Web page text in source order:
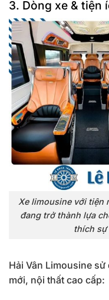
3. Dòng xe & tiện
Xe limousine với tiện
đang trở thành lựa
thích sự
Hải Vân Limousine
mới, nội thất cao cấp: